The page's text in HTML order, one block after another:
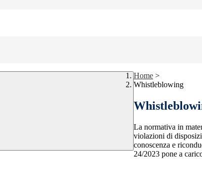
Home >
Whistleblowing
La normativa in
violazioni di
conoscenza e
24/2023 pone a